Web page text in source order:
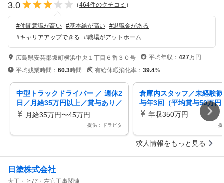
3.0 （464件のクチコミ ）
#仲間意識が高い #基本給が高い #退職金がある
#キャリアアップできる #職場がアットホーム
広島県安芸郡坂町横浜中央１丁目６番３０号 平均年収： 427万円
平均残業時間： 60.3時間 有給休暇消化率： 39.4%
中型トラックドライバー ／ 週休2
日／月給35万円以上／賞与あり／
未経験者歓迎
月給35万円〜45万円
提供：ドラピタ
倉庫内スタッフ／未経験
与年3回（平均賞与50万円
年収350万円
求人情報をもっと見る
日塗株式会社
大工・とび・左官工事関連